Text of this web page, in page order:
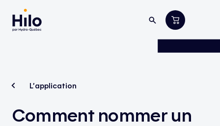
L’application
Comment nommer un